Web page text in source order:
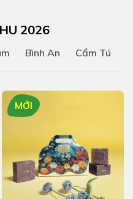
2026
Bình An Cẩm Tú
MỚI